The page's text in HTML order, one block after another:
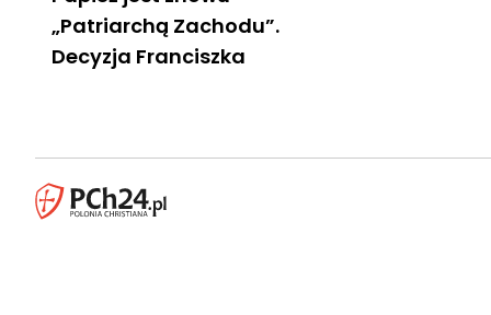
„Patriarchą Zachodu”.
Decyzja Franciszka